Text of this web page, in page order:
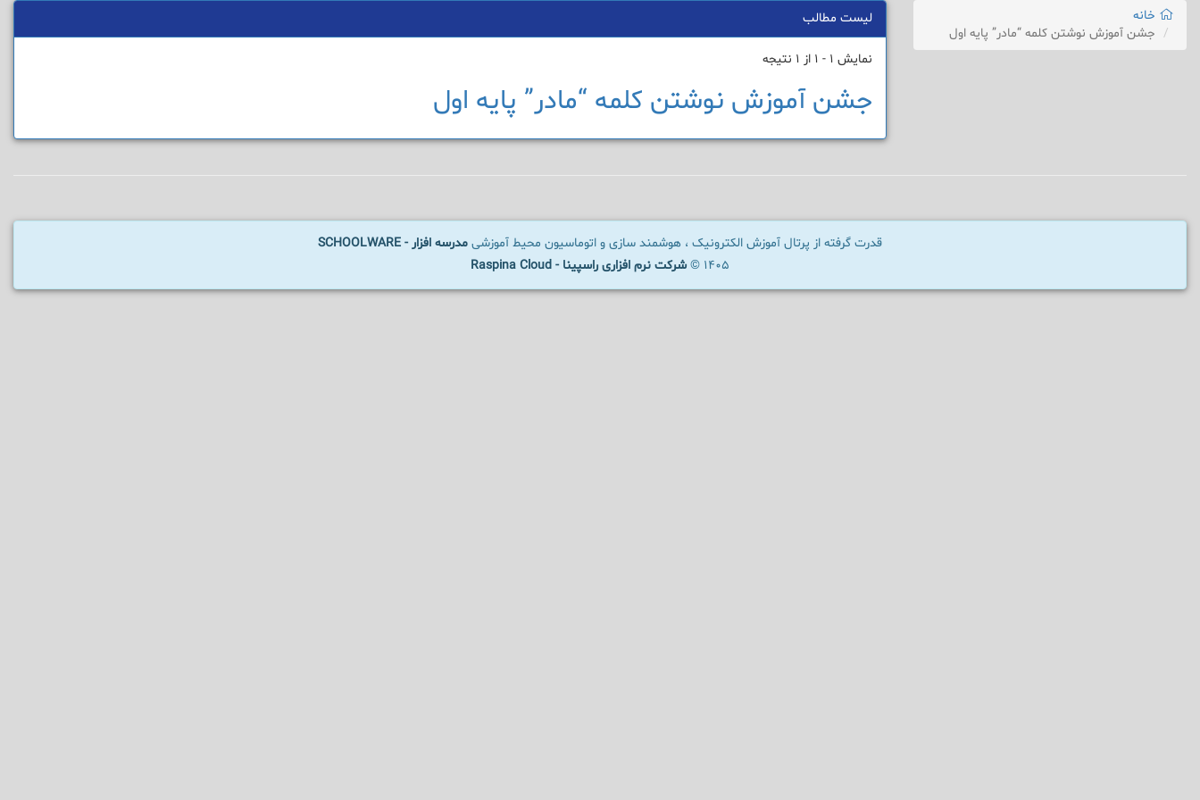
لیست مطالب
نمایش 1 - 1 از 1 نتیجه
جشن آموزش نوشتن کلمه “مادر” پایه اول
خانه
جشن آموزش نوشتن کلمه “مادر” پایه اول
قدرت گرفته از پرتال آموزش الکترونیک ، هوشمند سازی و اتوماسیون محیط آموزشی مدرسه افزار - SCHOOLWARE
1405 ©
شرکت نرم افزاری راسپینا - Raspina Cloud